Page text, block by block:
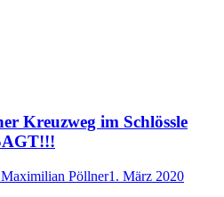
Kreuzweg im Schlössle
Maximilian Pöllner1. März 2020